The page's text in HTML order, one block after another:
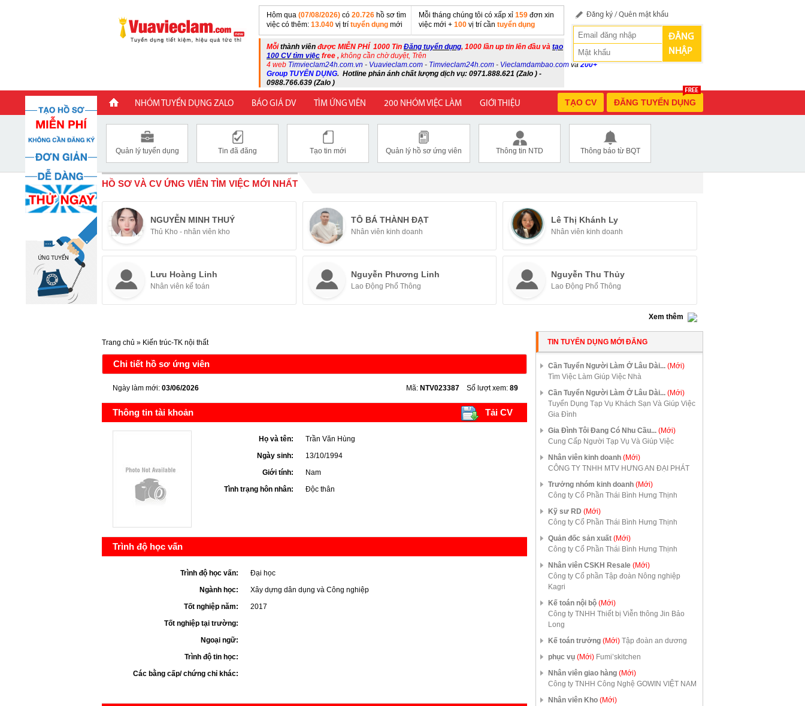
Hôm qua (07/08/2026) có 20.726 hồ sơ tìm
việc có thêm: 13.040 vị trí tuyển dụng mới
Mỗi tháng chúng tôi có xấp xỉ 159 đơn xin
việc mới + 100 vị trí cần tuyển dụng
Mỗithành viên được MIỄN PHÍ 1000 Tin Đăng tuyển dụng, 1000 lần up tin lên đầu và tạo
100 CV tìm việc free , không cần chờ duyệt, Trên
4 web Timvieclam24h.com.vn - Vuavieclam.com - Timvieclam24h.com - Vieclamdambao.com và 200+
Group TUYỂN DỤNG. Hotline phản ánh chất lượng dịch vụ: 0971.888.621 (Zalo ) -
0988.766.639 (Zalo )
Đăng ký /Quên mật khẩu
ĐĂNG
NHẬP
NHÓM TUYỂN DỤNG ZALO BÁO GIÁ DV TÌM ỨNG VIÊN 200 NHÓM VIỆC LÀM GIỚI THIỆU ĐĂNG TUYỂN DỤNG
TẠO CV
Quản lý tuyển dụng Tin đã đăng Tạo tin mới Quản lý hồ sơ ứng viên Thông tin NTD Thông báo từ BQT
HỒ SƠ VÀ CV ỨNG VIÊN TÌM VIỆC MỚI NHẤT
NGUYỄN MINH THUÝ
Thủ Kho - nhân viên kho
TÔ BÁ THÀNH ĐẠT
Nhân viên kinh doanh
Lê Thị Khánh Ly
Nhân viên kinh doanh
Lưu Hoàng Linh
Nhân viên kế toán
Nguyễn Phương Linh
Lao Động Phổ Thông
Nguyễn Thu Thủy
Lao Động Phổ Thông
Xem thêm
Trang chủ » Kiến trúc-TK nội thất
Chi tiết hồ sơ ứng viên
Ngày làm mới: 03/06/2026 Mã: NTV023387 Số lượt xem: 89
Thông tin tài khoản Tải CV
Họ và tên:
Trần Văn Hùng
Ngày sinh:
13/10/1994
Giới tính:
Nam
Tình trạng hôn nhân:
Độc thân
Trình độ học vấn
Trình độ học vấn:
Đại học
Ngành học:
Xây dựng dân dụng và Công nghiệp
Tốt nghiệp năm:
2017
Tốt nghiệp tại trường:
Ngoại ngữ:
Trình độ tin học:
Các bằng cấp/ chứng chỉ khác:
TIN TUYỂN DỤNG MỚI ĐĂNG
Cần Tuyển Người Làm Ở Lâu Dài... (Mới)
Tìm Việc Làm Giúp Việc Nhà
Cần Tuyển Người Làm Ở Lâu Dài... (Mới)
Tuyển Dụng Tạp Vụ Khách Sạn Và Giúp Việc
Gia Đình
Gia Đình Tôi Đang Có Nhu Cầu... (Mới)
Cung Cấp Người Tạp Vụ Và Giúp Việc
Nhân viên kinh doanh (Mới)
CÔNG TY TNHH MTV HƯNG AN ĐẠI PHÁT
Trưởng nhóm kinh doanh (Mới)
Công ty Cổ Phần Thái Bình Hưng Thịnh
Kỹ sư RD (Mới)
Công ty Cổ Phần Thái Bình Hưng Thịnh
Quản đốc sản xuất (Mới)
Công ty Cổ Phần Thái Bình Hưng Thịnh
Nhân viên CSKH Resale (Mới)
Công ty Cổ phần Tập đoàn Nông nghiệp
Kagri
Kế toán nội bộ (Mới)
Công ty TNHH Thiết bị Viễn thông Jin Bảo
Long
Kế toán trưởng (Mới) Tập đoàn an dương
phục vụ (Mới) Fumi’skitchen
Nhân viên giao hàng (Mới)
Công ty TNHH Công Nghệ GOWIN VIỆT NAM
Nhân viên Kho (Mới)